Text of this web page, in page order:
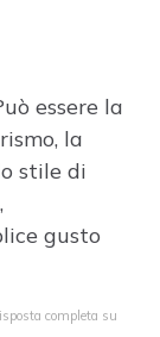
essere la
la
stile di
gusto
completa su